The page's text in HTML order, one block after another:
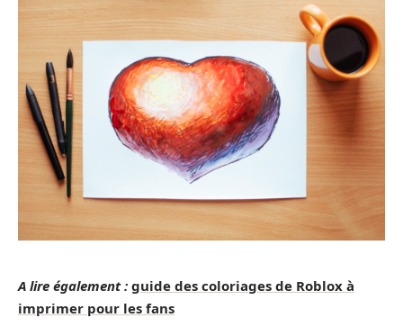
A lire également : guide des coloriages de Roblox à
imprimer pour les fans